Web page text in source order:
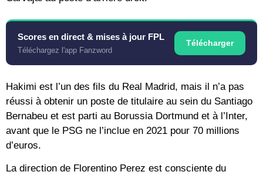
Scores en direct & mises à jour FPL
Téléchargez l'app Fanzword
Télécharger
Hakimi est l’un des fils du Real Madrid, mais il n’a pas
réussi à obtenir un poste de titulaire au sein du Santiago
Bernabeu et est parti au Borussia Dortmund et à l’Inter,
avant que le PSG ne l’inclue en 2021 pour 70 millions
d’euros.
La direction de Florentino Perez est consciente du